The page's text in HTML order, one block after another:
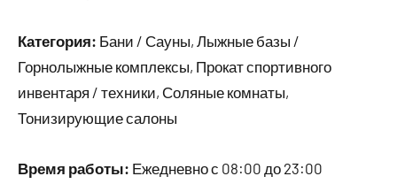
Категория: Бани / Сауны, Лыжные базы /
Горнолыжные комплексы, Прокат спортивного
инвентаря / техники, Соляные комнаты,
Тонизирующие салоны
Время работы: Ежедневно с 08:00 до 23:00